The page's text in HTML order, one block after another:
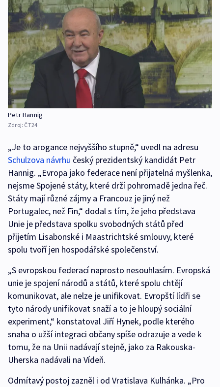
Petr Hannig
Zdroj: ČT24
„Je to arogance nejvyššího stupně,“ uvedl na adresu
Schulzova návrhu český prezidentský kandidát Petr
Hannig. „Evropa jako federace není přijatelná myšlenka,
nejsme Spojené státy, které drží pohromadě jedna řeč.
Státy mají různé zájmy a Francouz je jiný než
Portugalec, než Fin,“ dodal s tím, že jeho představa
Unie je představa spolku svobodných států před
přijetím Lisabonské i Maastrichtské smlouvy, které
spolu tvoří jen hospodářské společenství.
„S evropskou federací naprosto nesouhlasím. Evropská
unie je spojení národů a států, které spolu chtějí
komunikovat, ale nelze je unifikovat. Evropští lídři se
tyto národy unifikovat snaží a to je hloupý sociální
experiment,“ konstatoval Jiří Hynek, podle kterého
snaha o užší integraci občany spíše odrazuje a vede k
tomu, že na Unii nadávají stejně, jako za Rakouska-
Uherska nadávali na Vídeň.
Odmítavý postoj zazněl i od Vratislava Kulhánka. „Pro